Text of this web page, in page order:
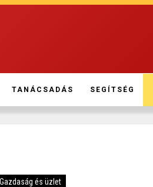
TANÁCSADÁS SEGÍTSÉG
Gazdaság és üzlet